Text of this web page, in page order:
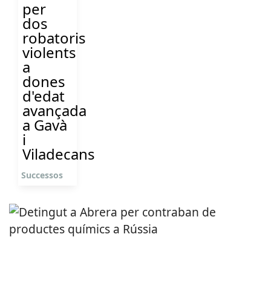
per
dos
robatoris
violents
a
dones
d'edat
avançada
a Gavà
i
Viladecans
Successos